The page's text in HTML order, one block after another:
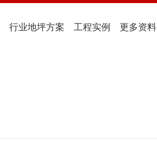
行业地坪方案 工程实例 更多资料